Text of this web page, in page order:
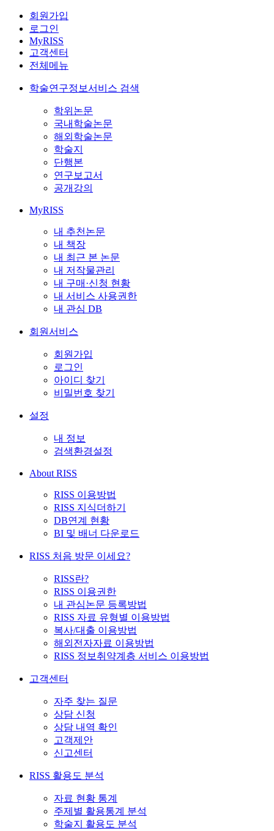
회원가입
로그인
MyRISS
고객센터
전체메뉴
학술연구정보서비스 검색
학위논문
국내학술논문
해외학술논문
학술지
단행본
연구보고서
공개강의
MyRISS
내 추천논문
내 책장
내 최근 본 논문
내 저작물관리
내 구매·신청 현황
내 서비스 사용권한
내 관심 DB
회원서비스
회원가입
로그인
아이디 찾기
비밀번호 찾기
설정
내 정보
검색환경설정
About RISS
RISS 이용방법
RISS 지식더하기
DB연계 현황
BI 및 배너 다운로드
RISS 처음 방문 이세요?
RISS란?
RISS 이용권한
내 관심논문 등록방법
RISS 자료 유형별 이용방법
복사/대출 이용방법
해외전자자료 이용방법
RISS 정보취약계층 서비스 이용방법
고객센터
자주 찾는 질문
상담 신청
상담 내역 확인
고객제안
신고센터
RISS 활용도 분석
자료 현황 통계
주제별 활용통계 분석
학술지 활용도 분석